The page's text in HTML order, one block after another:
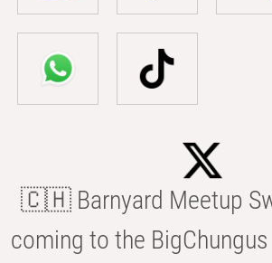
🇨🇭 Barnyard Meetup
coming to the